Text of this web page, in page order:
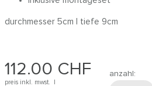
durchmesser 5cm | tiefe 9cm
112.00 CHF
preis inkl. mwst. |
anzahl: